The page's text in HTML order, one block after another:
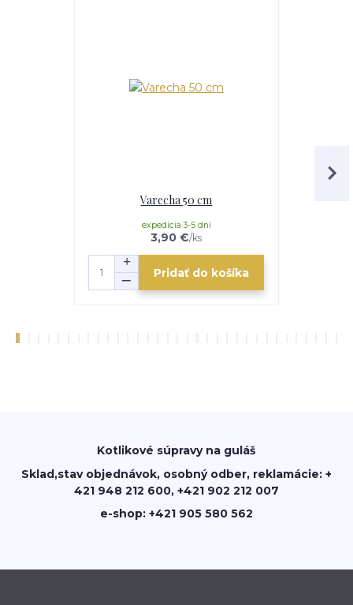
Varecha 50 cm
3,90 €/ks
expedícia 3-5 dní
Pridať do košíka
Kotlikové súpravy na guláš
Sklad,stav objednávok, osobný odber, reklamácie: +
421 948 212 600, +421 902 212 007
e-shop: +421 905 580 562